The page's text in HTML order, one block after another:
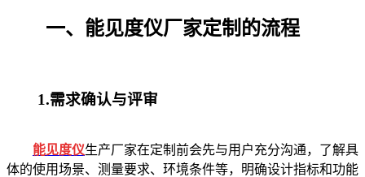
一、能见度仪厂家定制的流程
1.需求确认与评审
能见度仪生产厂家在定制前会先与用户充分沟通，了解具
体的使用场景、测量要求、环境条件等，明确设计指标和功能